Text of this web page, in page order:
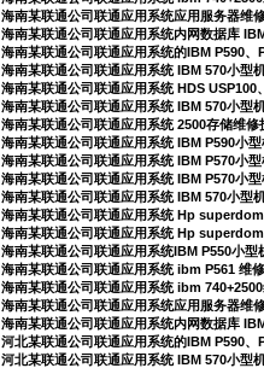
海南某联通公司联通应用系统应用服务器维
海南某联通公司联通应用系统内网数据库
海南某联通公司联通应用系统的IBM P590
海南某联通公司联通应用系统 IBM 570小型
海南某联通公司联通应用系统 HDS
海南某联通公司联通应用系统 IBM 570小型
海南某联通公司联通应用系统 2500存储维修
海南某联通公司联通应用系统 IBM P590小
海南某联通公司联通应用系统 IBM P570小
海南某联通公司联通应用系统 IBM P570小
海南某联通公司联通应用系统 IBM 570小型
海南某联通公司联通应用系统 Hp
海南某联通公司联通应用系统 Hp
海南某联通公司联通应用系统IBM P550小型
海南某联通公司联通应用系统 ibm P561 维
海南某联通公司联通应用系统 ibm
海南某联通公司联通应用系统应用服务器维
海南某联通公司联通应用系统内网数据库
河北某联通公司联通应用系统的IBM P590
河北某联通公司联通应用系统 IBM 570小型